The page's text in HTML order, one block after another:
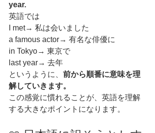
year.
英語では
I met→ 私は会いました
a famous actor→ 有名な俳優に
in Tokyo→ 東京で
last year→ 去年
というように、 前から順番に意味を理
解していきます。
この感覚に慣れることが、英語を理解
する大きなポイントになります。